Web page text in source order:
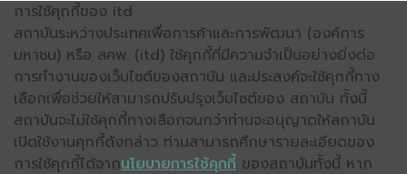
การใช้คุกกี้ของ itd
สถาบันระหว่างประเทศเพื่อการค้าและการพัฒนา (องค์การ
มหาชน) หรือ สคพ. (itd) ใช้คุกกี้ที่มีความจำเป็นอย่างยิ่งต่อ
การทำงานของเว็บไซต์ของสถาบัน และประสงค์จะใช้คุกกี้ทาง
เลือกเพื่อช่วยให้สามารถปรับปรุงเว็บไซต์ของ สถาบัน ทั้งนี้
สถาบันจะไม่ใช้คุกกี้ทางเลือกจนกว่าท่านจะอนุญาตให้สถาบัน
เปิดใช้งานคุกกี้ดังกล่าว ท่านสามารถศึกษารายละเอียดของ
การใช้คุกกี้ได้จากนโยบายการใช้คุกกี้ ของสถาบันทั้งนี้ หาก